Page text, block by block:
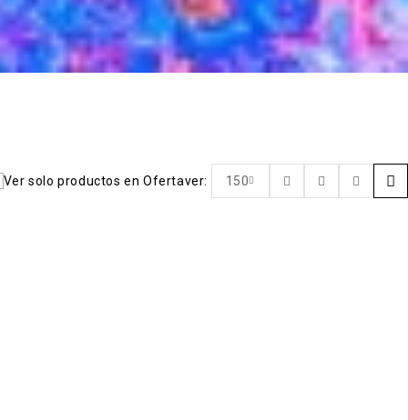
Ver solo productos en Ofertaver: 150